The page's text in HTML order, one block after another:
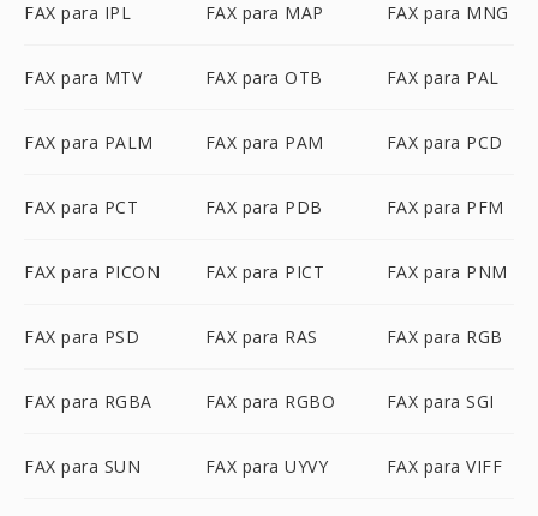
FAX para IPL FAX para MAP FAX para MNG
FAX para MTV FAX para OTB FAX para PAL
FAX para PALM FAX para PAM FAX para PCD
FAX para PCT FAX para PDB FAX para PFM
FAX para PICON FAX para PICT FAX para PNM
FAX para PSD FAX para RAS FAX para RGB
FAX para RGBA FAX para RGBO FAX para SGI
FAX para SUN FAX para UYVY FAX para VIFF